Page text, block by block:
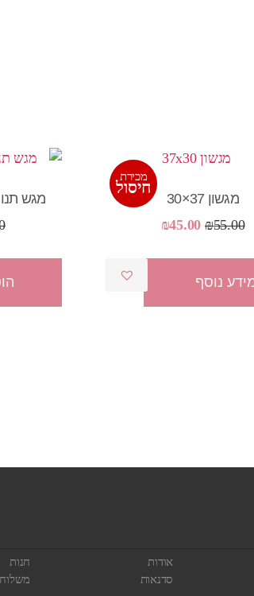
מכירת
חיסול
מבצע!
מגשון 37×30
₪55.00
המחיר
₪55.00.
₪45.00
הוא:
₪45.00.
נוסף
מגש תנור רחב
אודות
חנות
סדנאות